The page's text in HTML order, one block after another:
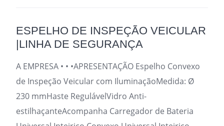
ESPELHO DE INSPEÇÃO VEICULAR
|LINHA DE SEGURANÇA
A EMPRESA • • •APRESENTAÇÃO Espelho Convexo
de Inspeção Veicular com IluminaçãoMedida: Ø
230 mmHaste RegulávelVidro Anti-
estilhaçanteAcompanha Carregador de Bateria